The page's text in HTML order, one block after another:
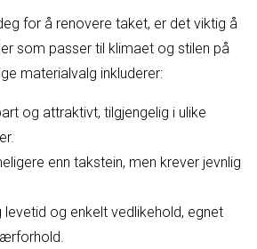
for å renovere taket, er det viktig å
som passer til klimaet og stilen på
materialvalg inkluderer:
og attraktivt, tilgjengelig i ulike
enn takstein, men krever jevnlig
levetid og enkelt vedlikehold, egnet